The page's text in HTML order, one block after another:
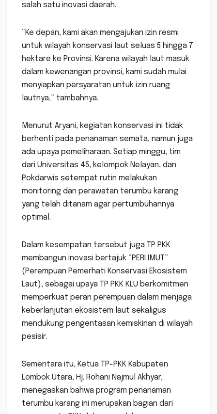
salah satu inovasi daerah.
“Ke depan, kami akan mengajukan izin resmi
untuk wilayah konservasi laut seluas 5 hingga 7
hektare ke Provinsi. Karena wilayah laut masuk
dalam kewenangan provinsi, kami sudah mulai
menyiapkan persyaratan untuk izin ruang
lautnya,” tambahnya.
Menurut Aryani, kegiatan konservasi ini tidak
berhenti pada penanaman semata, namun juga
ada upaya pemeliharaan. Setiap minggu, tim
dari Universitas 45, kelompok Nelayan, dan
Pokdarwis setempat rutin melakukan
monitoring dan perawatan terumbu karang
yang telah ditanam agar pertumbuhannya
optimal.
Dalam kesempatan tersebut juga TP PKK
membangun inovasi bertajuk “PERI IMUT”
(Perempuan Pemerhati Konservasi Ekosistem
Laut), sebagai upaya TP PKK KLU berkomitmen
memperkuat peran perempuan dalam menjaga
keberlanjutan ekosistem laut sekaligus
mendukung pengentasan kemiskinan di wilayah
pesisir.
Sementara itu, Ketua TP-PKK Kabupaten
Lombok Utara, Hj. Rohani Najmul Akhyar,
menegaskan bahwa program penanaman
terumbu karang ini merupakan bagian dari